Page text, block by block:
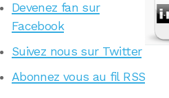
Devenez fan sur
Facebook
Suivez nous sur Twitter
Abonnez vous au fil RSS